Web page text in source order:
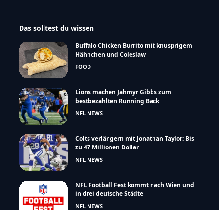
Das solltest du wissen
Buffalo Chicken Burrito mit knusprigem
Hähnchen und Coleslaw
FOOD
Lions machen Jahmyr Gibbs zum
bestbezahlten Running Back
NFL NEWS
Colts verlängern mit Jonathan Taylor: Bis
zu 47 Millionen Dollar
NFL NEWS
NFL Football Fest kommt nach Wien und
in drei deutsche Städte
NFL NEWS